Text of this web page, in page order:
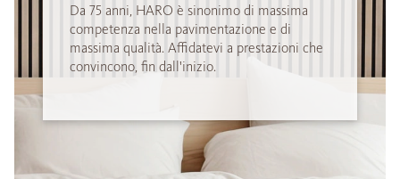
Da 75 anni, HARO è sinonimo di massima
competenza nella pavimentazione e di
massima qualità. Affidatevi a prestazioni che
convincono, fin dall'inizio.